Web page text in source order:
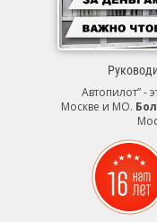
Автопилот” -
Москве и МО.